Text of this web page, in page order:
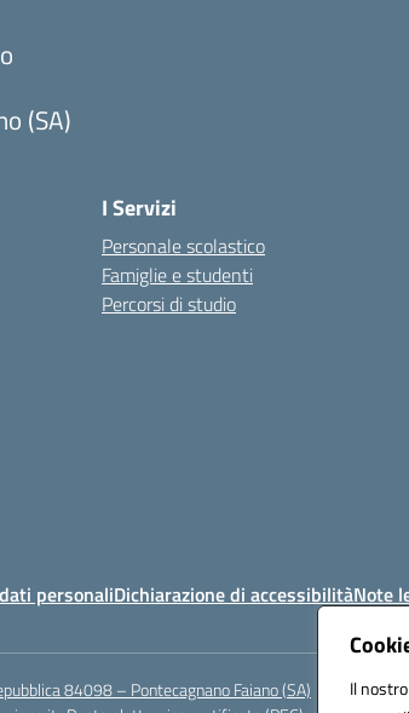
Il
(SA)
I Servizi
Personale scolastico
Famiglie e studenti
Percorsi di studio
personaliDichiarazione di accessibilitàNote
84098 – Pontecagnano Faiano (SA)